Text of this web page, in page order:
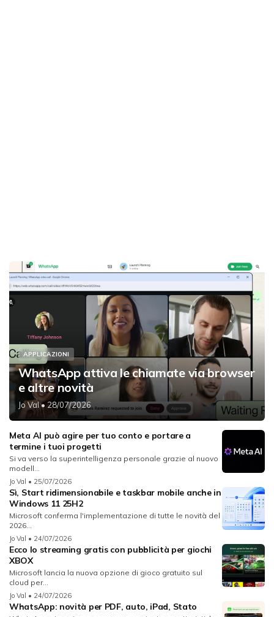
APPLICAZIONI
WhatsApp attiva le chiamate via browser
e altre novità
Jo Val• 28/07/2026
Meta AI può agire per tuo conto e portare a
termine i tuoi progetti
Si va verso la superintelligenza personale grazie al nuovo
modell...
Jo Val • 25/07/2026
Sì, Start ridimensionabile e taskbar mobile anche in
Windows 11 25H2
Microsoft conferma l'implementazione di tutte le novità del
2026...
Jo Val • 24/07/2026
Ecco lo streaming gratis con pubblicità per giochi
XBOX
Microsoft lancia la nuova opzione di gioco gratuito sul
cloud per...
Jo Val • 24/07/2026
WhatsApp: novità per PDF, auto, iPad, Stato